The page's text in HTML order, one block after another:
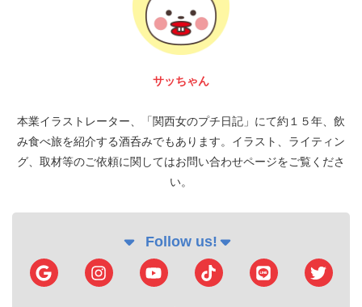
サッちゃん
本業イラストレーター、「関西女のプチ日記」にて約１５年、飲
み食べ旅を紹介する酒呑みでもあります。イラスト、ライティン
グ、取材等のご依頼に関してはお問い合わせページをご覧くださ
い。
Follow us!